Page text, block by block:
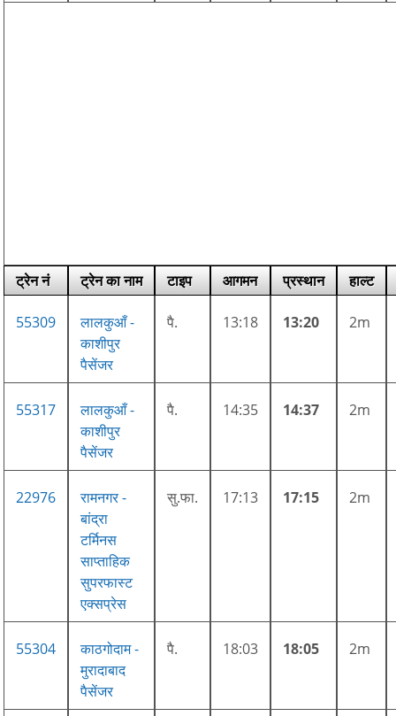
ट्रेन नं ट्रेन का नाम टाइप आगमन प्रस्थान हाल्ट
55309
लालकुआँ -
काशीपुर
पैसेंजर
पै. 13:18 13:20 2m
55317
लालकुआँ -
काशीपुर
पैसेंजर
पै. 14:35 14:37 2m
22976
रामनगर -
बांद्रा
टर्मिनस
साप्ताहिक
सुपरफास्ट
एक्सप्रेस
सु.फा. 17:13 17:15 2m
55304
काठगोदाम -
मुरादाबाद
पैसेंजर
पै. 18:03 18:05 2m